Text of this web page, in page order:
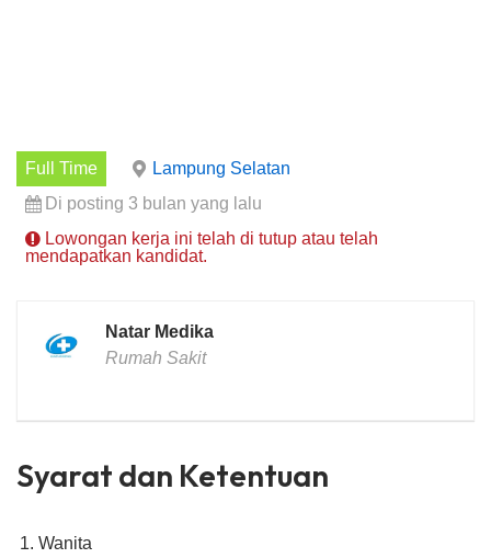
Full Time
Lampung Selatan
Di posting 3 bulan yang lalu
Lowongan kerja ini telah di tutup atau telah
mendapatkan kandidat.
Natar Medika
Rumah Sakit
Syarat dan Ketentuan
Wanita